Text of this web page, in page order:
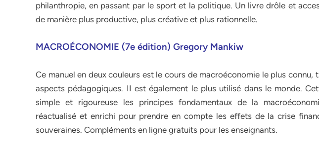
philanthropie, en passant par le sport et la politique. Un livre drôle et
de manière plus productive, plus créative et plus rationnelle.
MACROÉCONOMIE (7e édition) Gregory Mankiw
Ce manuel en deux couleurs est le cours de macroéconomie le plus connu,
aspects pédagogiques. II est également le plus utilisé dans le monde.
simple et rigoureuse les principes fondamentaux de la
réactualisé et enrichi pour prendre en compte les effets de la crise
souveraines. Compléments en ligne gratuits pour les enseignants.